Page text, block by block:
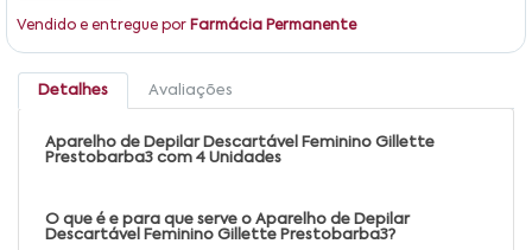
Vendido e entregue por Farmácia Permanente
Detalhes Avaliações
Aparelho de Depilar Descartável Feminino Gillette
Prestobarba3 com 4 Unidades
O que é e para que serve o Aparelho de Depilar
Descartável Feminino Gillette Prestobarba3?